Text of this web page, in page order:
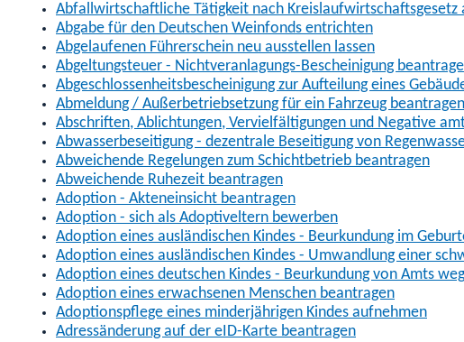
Abfallwirtschaftliche Tätigkeit nach Kreislaufwirtschaftsgesetz
Abgabe für den Deutschen Weinfonds entrichten
Abgelaufenen Führerschein neu ausstellen lassen
Abgeltungsteuer - Nichtveranlagungs-Bescheinigung
Abgeschlossenheitsbescheinigung zur Aufteilung eines
Abmeldung / Außerbetriebsetzung für ein Fahrzeug beantragen
Abschriften, Ablichtungen, Vervielfältigungen und Negative
Abwasserbeseitigung - dezentrale Beseitigung von
Abweichende Regelungen zum Schichtbetrieb beantragen
Abweichende Ruhezeit beantragen
Adoption - Akteneinsicht beantragen
Adoption - sich als Adoptiveltern bewerben
Adoption eines ausländischen Kindes - Beurkundung im
Adoption eines ausländischen Kindes - Umwandlung einer
Adoption eines deutschen Kindes - Beurkundung von Amts
Adoption eines erwachsenen Menschen beantragen
Adoptionspflege eines minderjährigen Kindes aufnehmen
Adressänderung auf der eID-Karte beantragen